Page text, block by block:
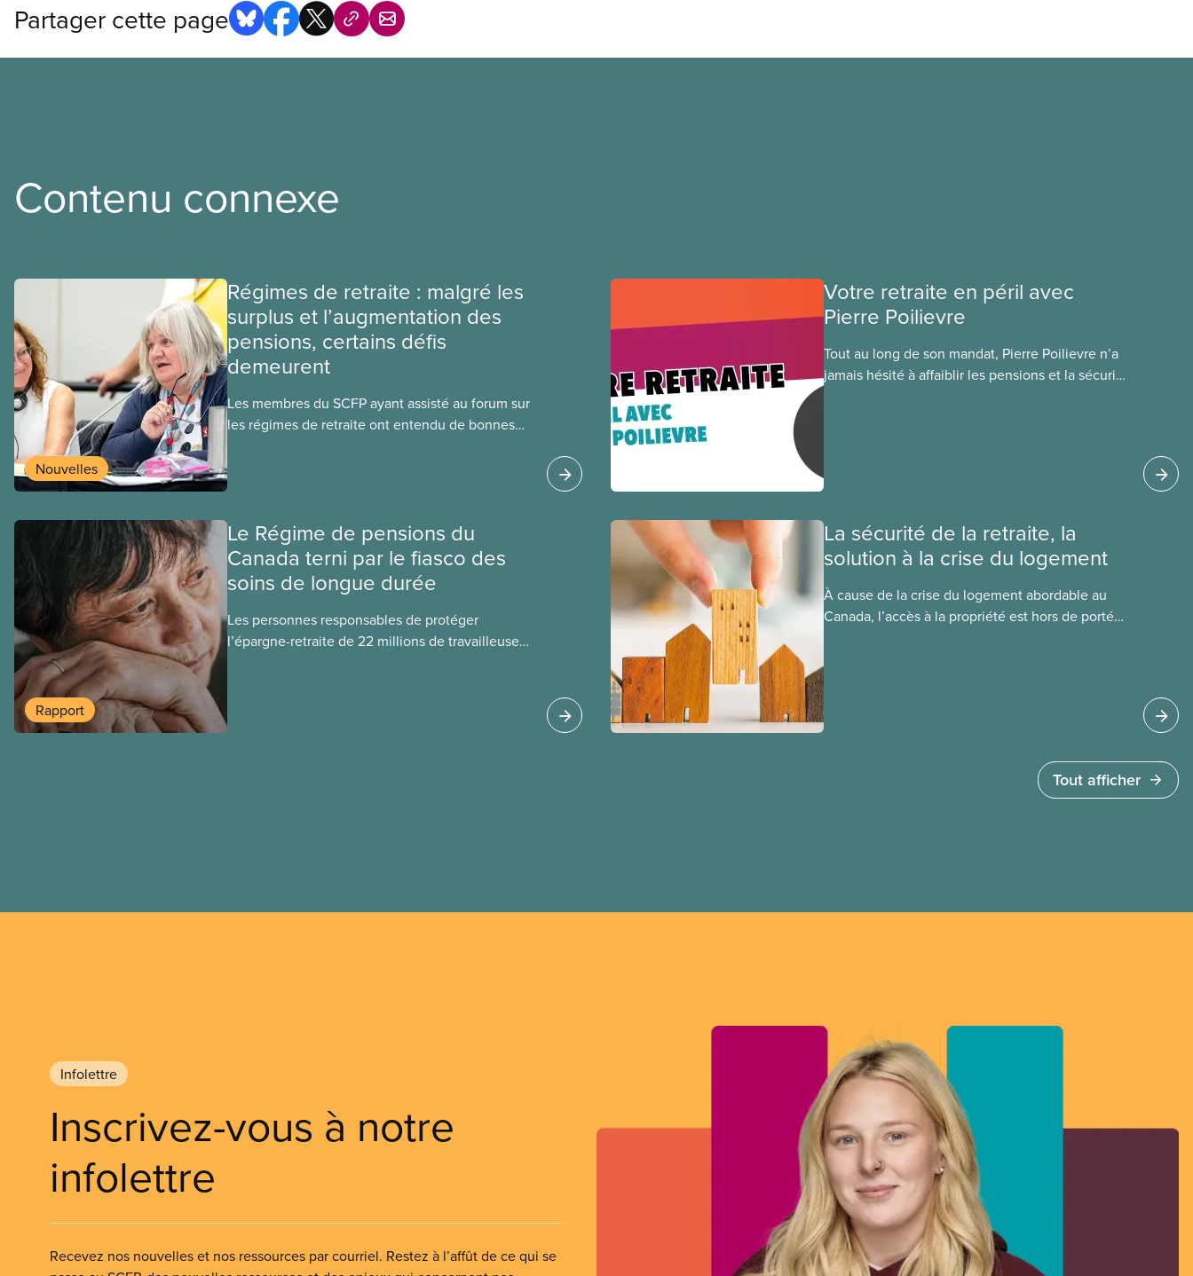
Partager cette page
Contenu connexe
Nouvelles
Régimes de retraite : malgré les
surplus et l’augmentation des
pensions, certains défis
demeurent
Les membres du SCFP ayant assisté au forum sur
les régimes de retraite ont entendu de bonnes
Votre retraite en péril avec
Pierre Poilievre
Tout au long de son mandat, Pierre Poilievre n’a
jamais hésité à affaiblir les pensions et la sécurité
Rapport
Le Régime de pensions du
Canada terni par le fiasco des
soins de longue durée
Les personnes responsables de protéger
l’épargne-retraite de 22 millions de travailleuses
La sécurité de la retraite, la
solution à la crise du logement
À cause de la crise du logement abordable au
Canada, l’accès à la propriété est hors de portée
compter sur l’augmentation de la valeur de leur
habitation pour prendre leur retraite, ce quiTout afficher
Infolettre
Inscrivez-vous à notre
infolettre
Recevez nos nouvelles et nos ressources par courriel. Restez à l’affût de ce qui se